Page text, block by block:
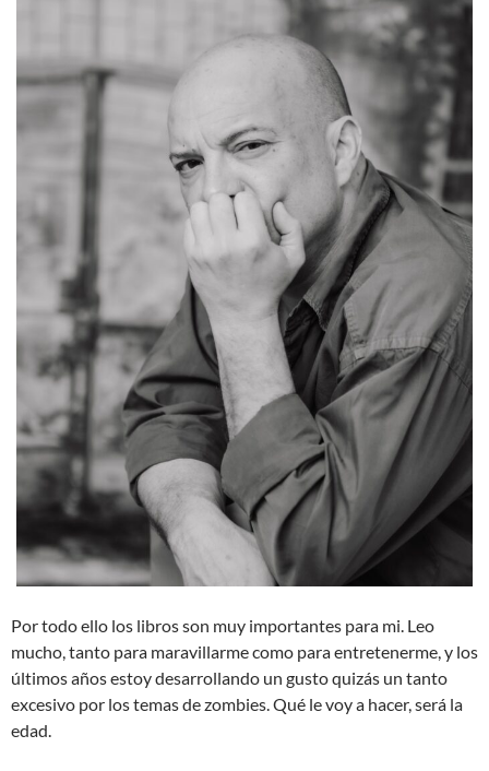
Por todo ello los libros son muy importantes para mi. Leo
mucho, tanto para maravillarme como para entretenerme, y los
últimos años estoy desarrollando un gusto quizás un tanto
excesivo por los temas de zombies. Qué le voy a hacer, será la
edad.